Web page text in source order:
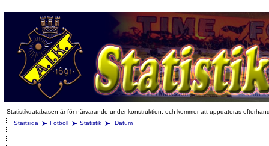
Statistikdatabasen är för närvarande under konstruktion, och kommer att uppdateras
Startsida
Fotboll Statistik Datum